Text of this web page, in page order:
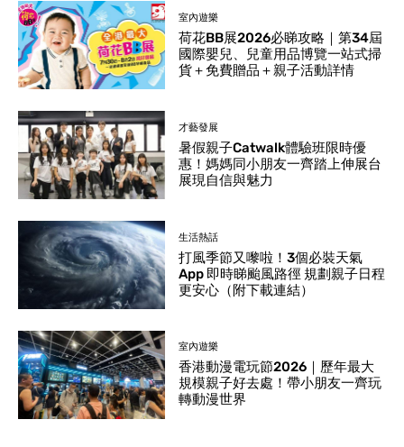
室內遊樂
荷花BB展2026必睇攻略｜第34屆
國際嬰兒、兒童用品博覽一站式掃
貨＋免費贈品＋親子活動詳情
才藝發展
暑假親子Catwalk體驗班限時優
惠！媽媽同小朋友一齊踏上伸展台
展現自信與魅力
生活熱話
打風季節又嚟啦！3個必裝天氣
App 即時睇颱風路徑 規劃親子日程
更安心（附下載連結）
室內遊樂
香港動漫電玩節2026｜歷年最大
規模親子好去處！帶小朋友一齊玩
轉動漫世界